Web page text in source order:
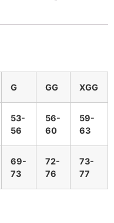
G GG XGG
53-
56
56-
60
59-
63
69-
73
72-
76
73-
77